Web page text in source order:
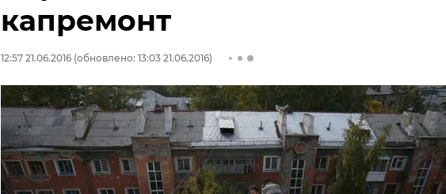
капремонт
12:57 21.06.2016 (обновлено: 13:03 21.06.2016)